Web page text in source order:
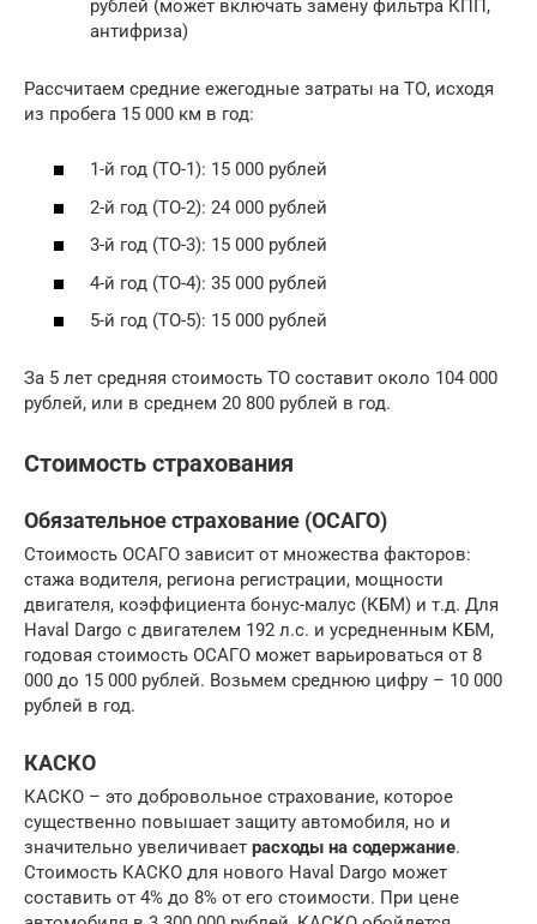
рублей (может включать замену фильтра КПП,
антифриза)
Рассчитаем средние ежегодные затраты на ТО, исходя
из пробега 15 000 км в год:
1-й год (ТО-1): 15 000 рублей
2-й год (ТО-2): 24 000 рублей
3-й год (ТО-3): 15 000 рублей
4-й год (ТО-4): 35 000 рублей
5-й год (ТО-5): 15 000 рублей
За 5 лет средняя стоимость ТО составит около 104 000
рублей, или в среднем 20 800 рублей в год.
Стоимость страхования
Обязательное страхование (ОСАГО)
Стоимость ОСАГО зависит от множества факторов:
стажа водителя, региона регистрации, мощности
двигателя, коэффициента бонус-малус (КБМ) и т.д. Для
Haval Dargo с двигателем 192 л.с. и усредненным КБМ,
годовая стоимость ОСАГО может варьироваться от 8
000 до 15 000 рублей. Возьмем среднюю цифру – 10 000
рублей в год.
КАСКО
КАСКО – это добровольное страхование, которое
существенно повышает защиту автомобиля, но и
значительно увеличивает расходы на содержание.
Стоимость КАСКО для нового Haval Dargo может
составить от 4% до 8% от его стоимости. При цене